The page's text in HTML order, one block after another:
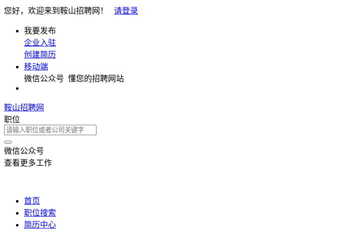
您好，欢迎来到鞍山招聘网！ 请登录
我要发布
企业入驻
创建简历
移动端
微信公众号 懂您的招聘网站
鞍山招聘网
职位
微信公众号
查看更多工作
首页
职位搜索
简历中心